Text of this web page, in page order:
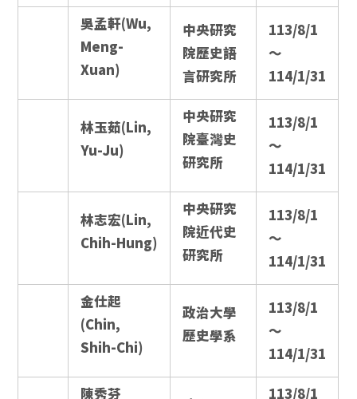
吳孟軒(Wu,
Meng-
Xuan)
中央研究
院歷史語
言研究所
113/8/1
～
114/1/31
林玉茹(Lin,
Yu-Ju)
中央研究
院臺灣史
研究所
113/8/1
～
114/1/31
林志宏(Lin,
Chih-Hung)
中央研究
院近代史
研究所
113/8/1
～
114/1/31
金仕起
(Chin,
Shih-Chi)
政治大學
歷史學系
113/8/1
～
114/1/31
陳秀芬
113/8/1